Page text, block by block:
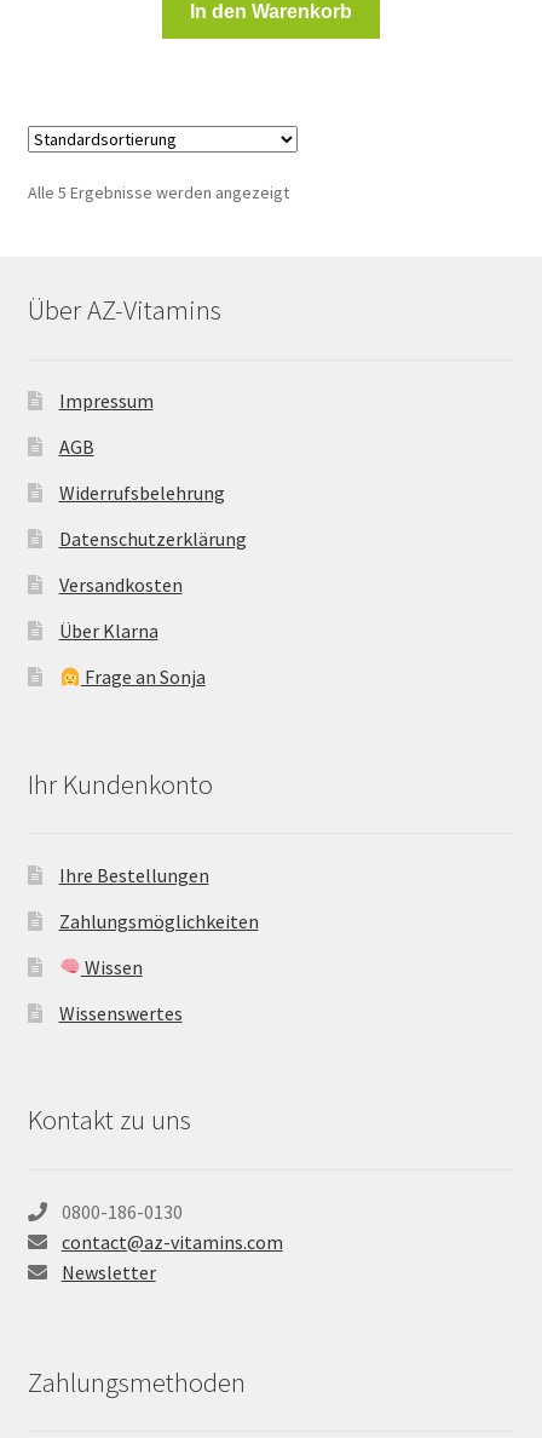
In den Warenkorb
Alle 5 Ergebnisse werden angezeigt
Über AZ-Vitamins
Impressum
AGB
Widerrufsbelehrung
Datenschutzerklärung
Versandkosten
Über Klarna
Frage an Sonja
Ihr Kundenkonto
Ihre Bestellungen
Zahlungsmöglichkeiten
Wissen
Wissenswertes
Kontakt zu uns
0800-186-0130
contact@az-vitamins.com
Newsletter
Zahlungsmethoden